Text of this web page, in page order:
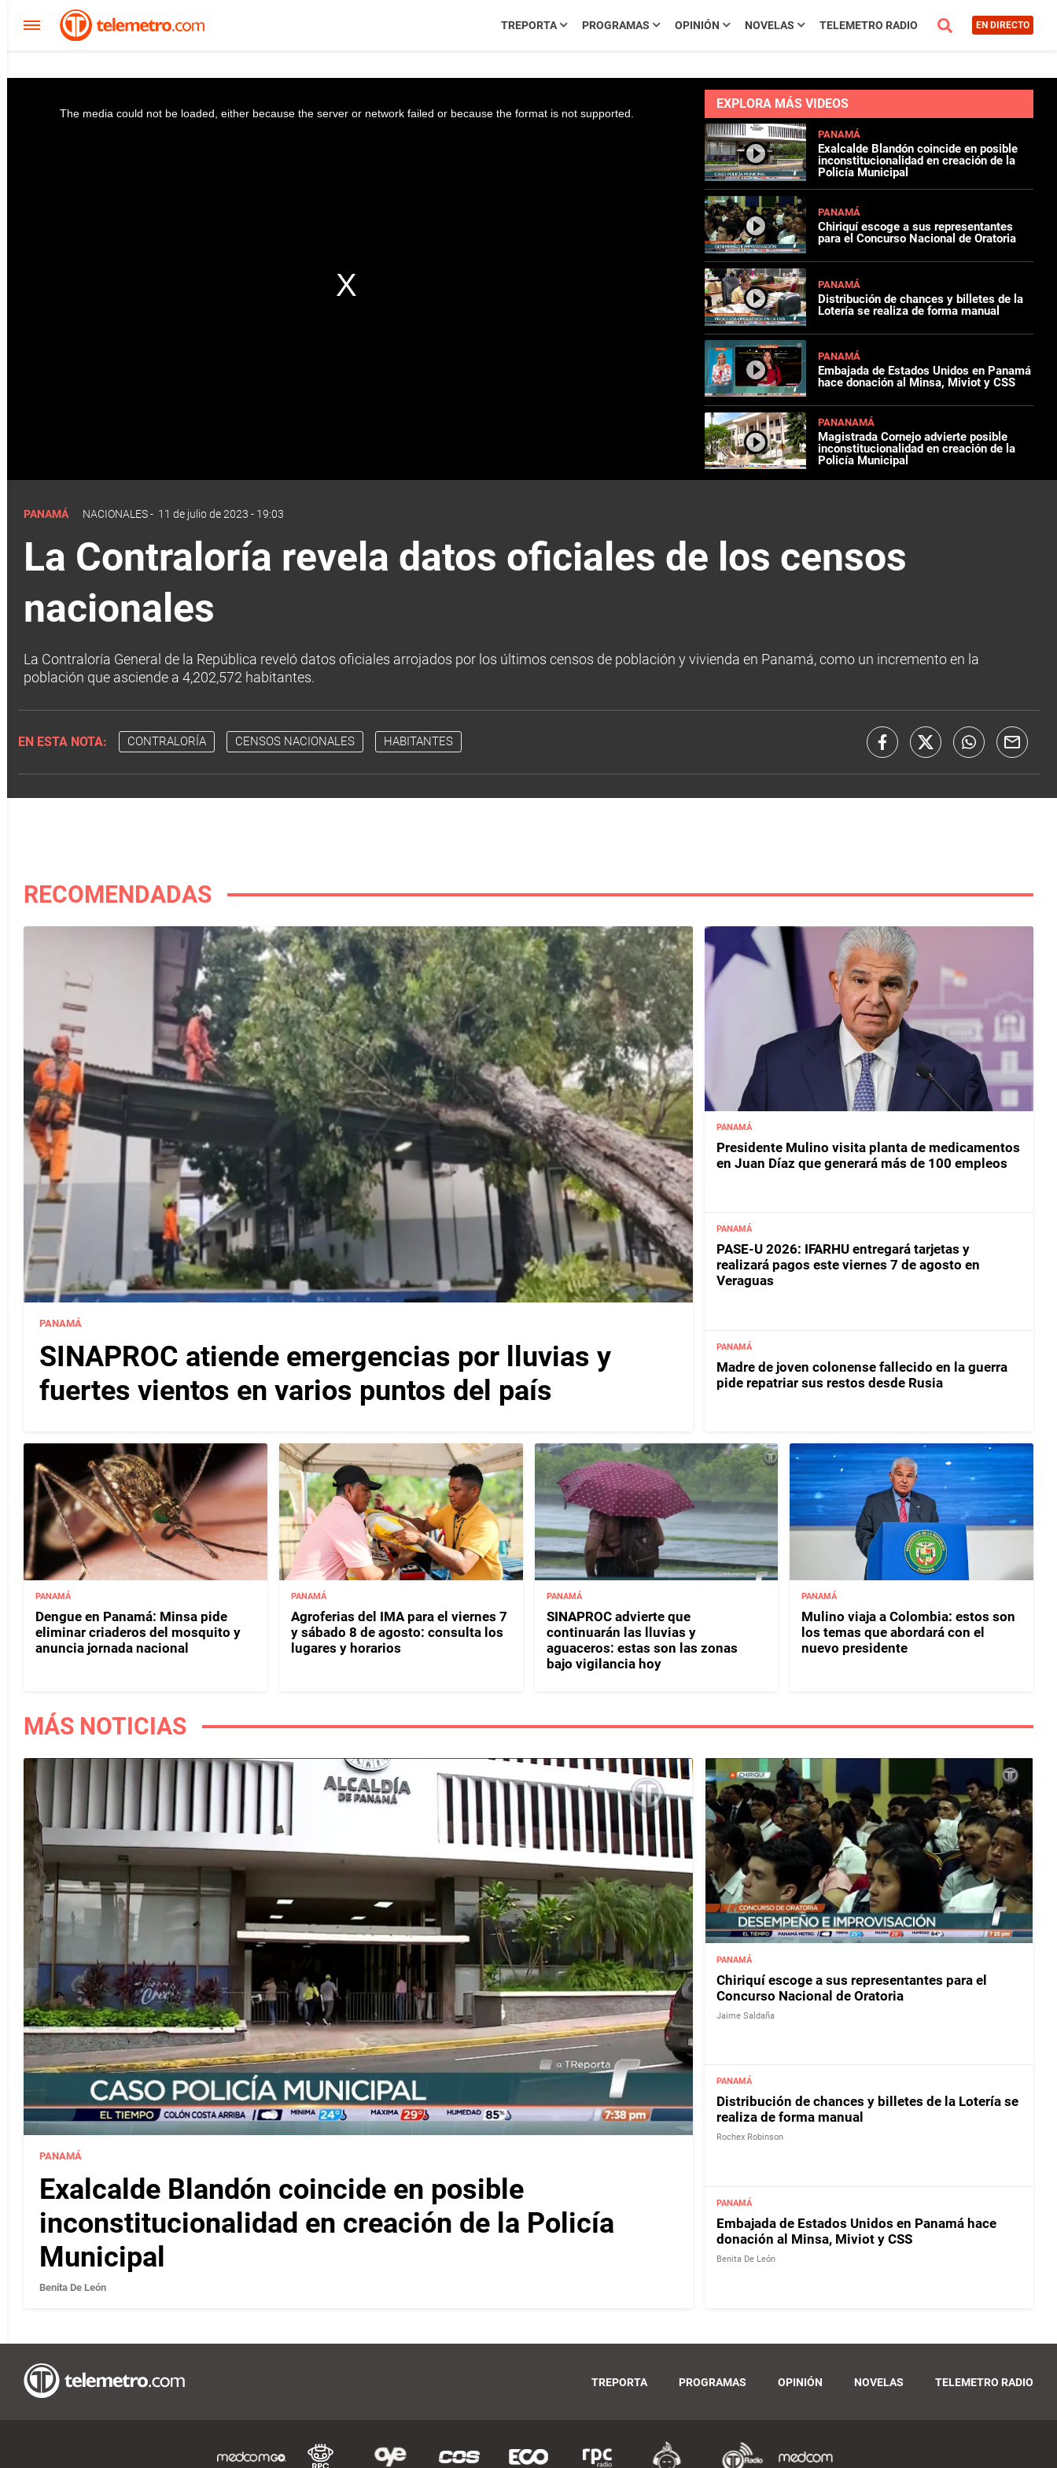
TREPORTA PROGRAMAS OPINIÓN NOVELAS TELEMETRO RADIO EN DIRECTO
The media could not be loaded, either because the server or network failed or because the format is not supported.
EXPLORA MÁS VIDEOS
PANAMÁ
Exalcalde Blandón coincide en posible
inconstitucionalidad en creación de la
Policía Municipal
PANAMÁ
Chiriquí escoge a sus representantes
para el Concurso Nacional de Oratoria
PANAMÁ
Distribución de chances y billetes de la
Lotería se realiza de forma manual
PANAMÁ
Embajada de Estados Unidos en Panamá
hace donación al Minsa, Miviot y CSS
PANANAMÁ
Magistrada Cornejo advierte posible
inconstitucionalidad en creación de la
Policía Municipal
PANAMÁ NACIONALES- 11 de julio de 2023 - 19:03
La Contraloría revela datos oficiales de los censos
nacionales
La Contraloría General de la República reveló datos oficiales arrojados por los últimos censos de población y vivienda en Panamá, como un incremento en la
población que asciende a 4,202,572 habitantes.
EN ESTA NOTA: CONTRALORÍA CENSOS NACIONALES HABITANTES
RECOMENDADAS
PANAMÁ
SINAPROC atiende emergencias por lluvias y
fuertes vientos en varios puntos del país
PANAMÁ
Presidente Mulino visita planta de medicamentos
en Juan Díaz que generará más de 100 empleos
PANAMÁ
PASE-U 2026: IFARHU entregará tarjetas y
realizará pagos este viernes 7 de agosto en
Veraguas
PANAMÁ
Madre de joven colonense fallecido en la guerra
pide repatriar sus restos desde Rusia
PANAMÁ
Dengue en Panamá: Minsa pide
eliminar criaderos del mosquito y
anuncia jornada nacional
PANAMÁ
Agroferias del IMA para el viernes 7
y sábado 8 de agosto: consulta los
lugares y horarios
PANAMÁ
SINAPROC advierte que
continuarán las lluvias y
aguaceros: estas son las zonas
bajo vigilancia hoy
PANAMÁ
Mulino viaja a Colombia: estos son
los temas que abordará con el
nuevo presidente
MÁS NOTICIAS
PANAMÁ
Exalcalde Blandón coincide en posible
inconstitucionalidad en creación de la Policía
Municipal
Benita De León
PANAMÁ
Chiriquí escoge a sus representantes para el
Concurso Nacional de Oratoria
Jaime Saldaña
PANAMÁ
Distribución de chances y billetes de la Lotería se
realiza de forma manual
Rochex Robinson
PANAMÁ
Embajada de Estados Unidos en Panamá hace
donación al Minsa, Miviot y CSS
Benita De León
TREPORTA PROGRAMAS OPINIÓN NOVELAS TELEMETRO RADIO